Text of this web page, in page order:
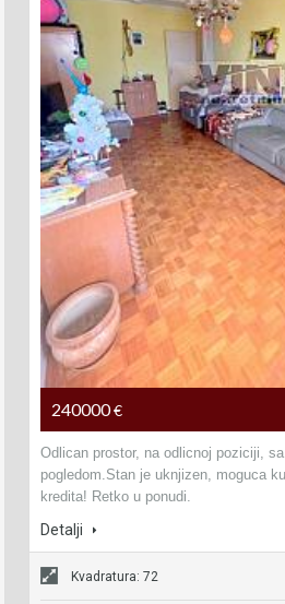
240000€
Odlican prostor, na odlicnoj poziciji,
pogledom.Stan je uknjizen, moguca
kredita! Retko u ponudi.
Detalji
Kvadratura: 72